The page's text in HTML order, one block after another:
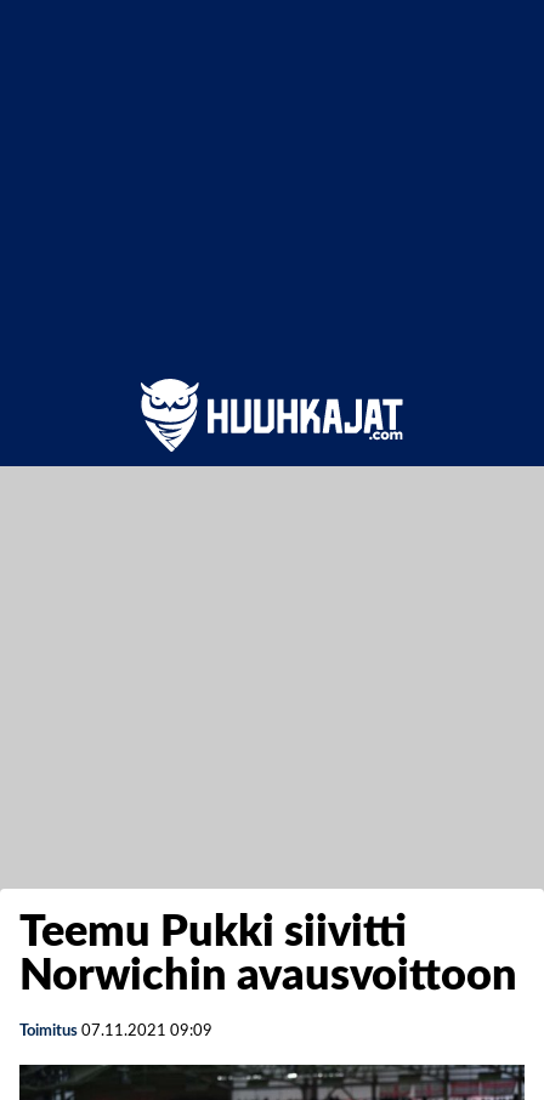
Teemu Pukki siivitti
Norwichin avausvoittoon
Toimitus 07.11.2021 09:09